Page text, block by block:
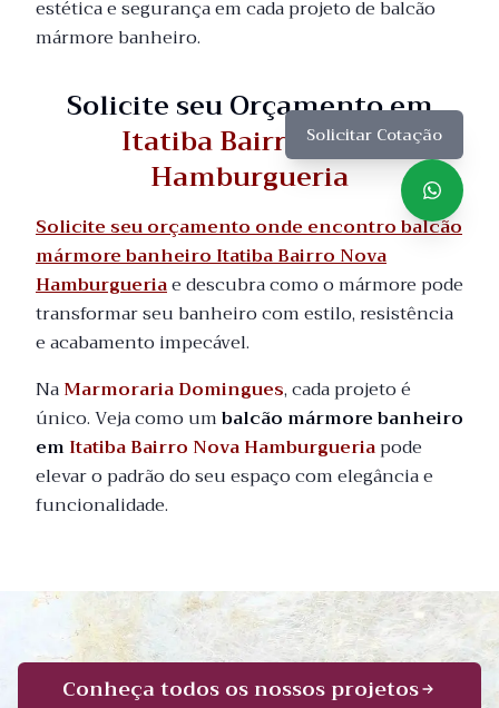
estética e segurança em cada projeto de balcão
mármore banheiro.
Solicite seu Orçamento em
Itatiba Bairro Nova
Hamburgueria
Solicite seu orçamento onde encontro balcão
mármore banheiro Itatiba Bairro Nova
Hamburgueriae descubra como o mármore pode
transformar seu banheiro com estilo, resistência
e acabamento impecável.
NaMarmoraria Domingues, cada projeto é
único. Veja como umbalcão mármore banheiro
emItatiba Bairro Nova Hamburgueriapode
elevar o padrão do seu espaço com elegância e
funcionalidade.
Solicitar Cotação
Conheça todos os nossos projetos